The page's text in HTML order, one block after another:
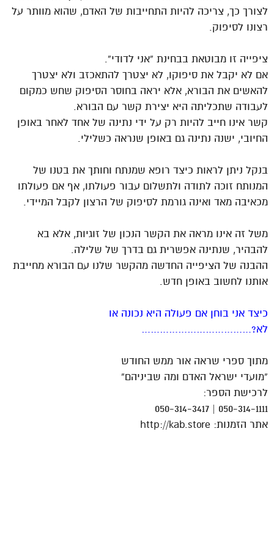
לצורך כך, צריכה להיות התחייבות של האדם, שהוא מוותר על
רצונו לסיפוק.
ציפייה זו מבוטאת בבחינת “אני לדודי”.
אם לא יקבל את סיפוקו, לא יצטרך להתאכזב ולא יצטרך
להאשים את הבורא, אלא יראה בחוסר הסיפוק שחש כמקום
לעבודה שתכליתה היא יצירת קשר עם הבורא.
קשר אינו חייב להיות רק על ידי נתינה של אחד לאחר באופן
החיובי, ישנה נתינה גם באופן שנראה כשלילי.
בנקל ניתן לראות כיצד רופא שמנתח וחותך את בטנו של
המנותח זוכה לתודה ולתשלום עבור פעולתו, אף אם פעולתו
מכאיבה מאד ואינה גורמת לסיפוק של הרצון לקבל המיידי.
משל זה אינו מראה את הקשר הנכון של זוגיות, אלא בא
להבהיר, שנתינה אפשרית גם בדרך של שלילה.
ההבנה של הציפייה החדשה מהקשר שלנו עם הבורא מחייבת
אותנו לחשוב באופן חדש.
כיצד אני בוחן אם פעולה היא נכונה או
לא?………………………………
מתוך ספרי שראה אור ממש החודש
“מועדי ישראל האדם ומה שביניהם”
לרכישת הספר:
050-314-1111 | 050-314-3417
אתר הזמנות: http://kab.store